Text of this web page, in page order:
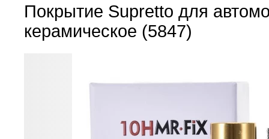
Покрытие Supretto для
керамическое (5847)